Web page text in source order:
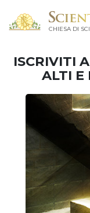
CHIESA DI
ISCRIVITI
ALTI E